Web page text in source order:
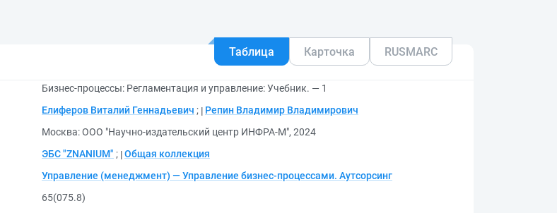
Таблица Карточка RUSMARC
Бизнес-процессы: Регламентация и управление: Учебник. — 1
Елиферов Виталий Геннадьевич ;
Репин Владимир Владимирович
Москва: ООО "Научно-издательский центр ИНФРА-М", 2024
ЭБС "ZNANIUM" ; Общая коллекция
Управление (менеджмент) — Управление бизнес-процессами. Аутсорсинг
65(075.8)